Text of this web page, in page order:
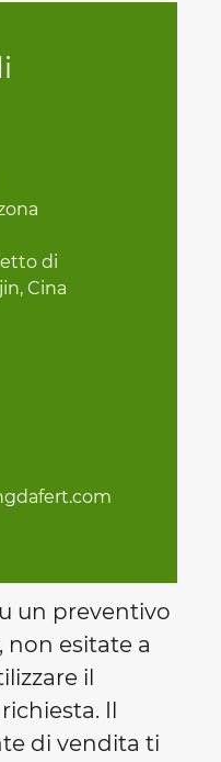
di
Cina
un preventivo
non esitate a
il
Il
di vendita ti